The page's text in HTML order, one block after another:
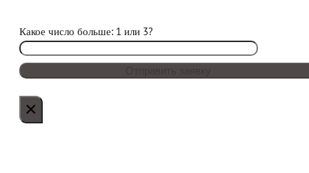
Какое число больше: 1 или 3?
×